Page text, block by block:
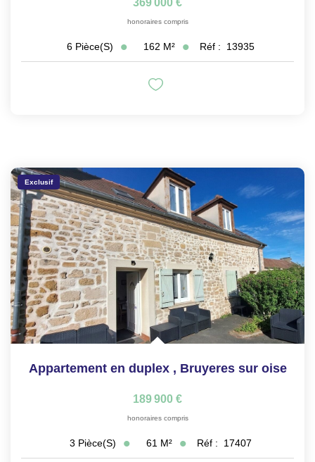
honoraires compris
6 Pièce(s) 162 M² Réf : 13935
Exclusif
Appartement en duplex , Bruyeres sur oise
189 900 €
honoraires compris
3 Pièce(s) 61 M² Réf : 17407